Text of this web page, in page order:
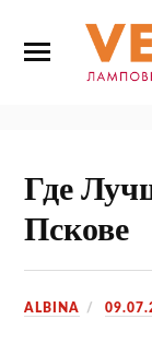
Где
Пскове
ALBINA